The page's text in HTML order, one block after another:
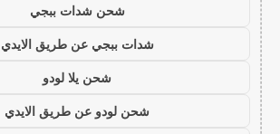
شحن شدات ببجي
شدات ببجي عن طريق الايدي
شحن يلا لودو
شحن لودو عن طريق الايدي